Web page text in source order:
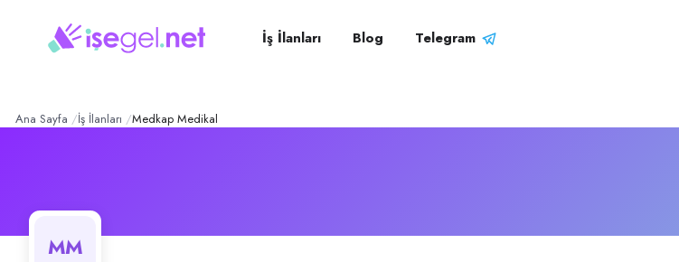
Medikal – Şirket Profili
Medkap Medikal, Yenimahalle, Ankara bölgesinde medikal implant protez kaplama alanında faaliyet gösteren işletmedir.
pozisyonlar
Üretim Elemanı (Bayan)
İş İlanları Blog Telegram
Ana Sayfa İş İlanları Medkap Medikal
MM